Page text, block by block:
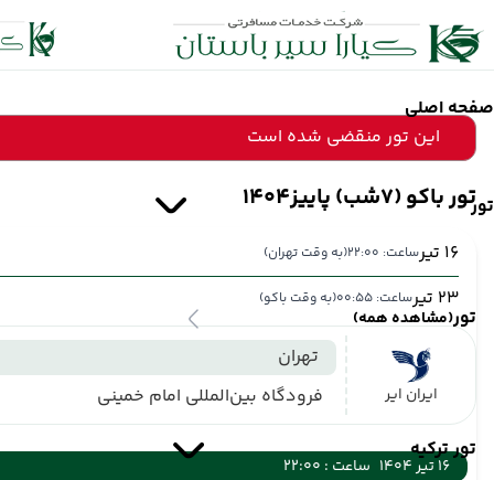
صفحه اصلی
تور
تور(مشاهده همه)
تور ترکیه
این تور منقضی شده است
تور باکو (7شب) پاییز1404
16 تیر ساعت: 22:00 (به وقت تهران)
23 تیر ساعت: 00:55 (به وقت باکو)
ایران ایر
تهران
فرودگاه بین‌المللی امام خمینی
16 تیر 1404
ساعت : 22:00